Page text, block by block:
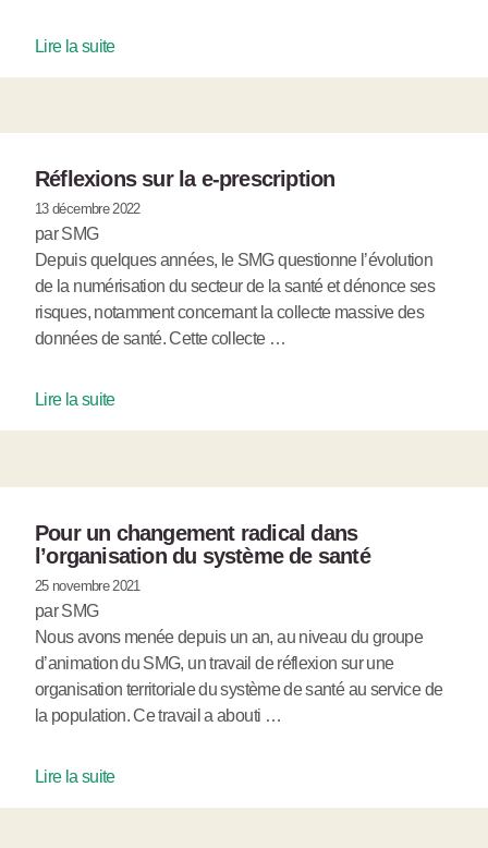
Lire la suite
Réflexions sur la e-prescription
13 décembre 2022
par SMG
Depuis quelques années, le SMG questionne l’évolution
de la numérisation du secteur de la santé et dénonce ses
risques, notamment concernant la collecte massive des
données de santé. Cette collecte …
Lire la suite
Pour un changement radical dans
l’organisation du système de santé
25 novembre 2021
par SMG
Nous avons menée depuis un an, au niveau du groupe
d’animation du SMG, un travail de réflexion sur une
organisation territoriale du système de santé au service de
la population. Ce travail a abouti …
Lire la suite